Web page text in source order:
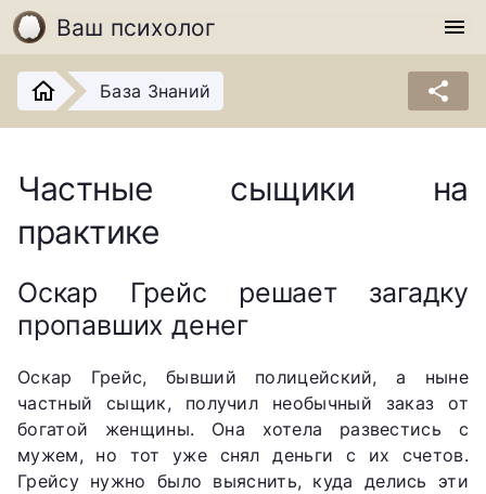
Ваш психолог menu
База Знаний share
Частные сыщики на
практике
Оскар Грейс решает загадку
пропавших денег
Оскар Грейс, бывший полицейский, а ныне
частный сыщик, получил необычный заказ от
богатой женщины. Она хотела развестись с
мужем, но тот уже снял деньги с их счетов.
Грейсу нужно было выяснить, куда делись эти